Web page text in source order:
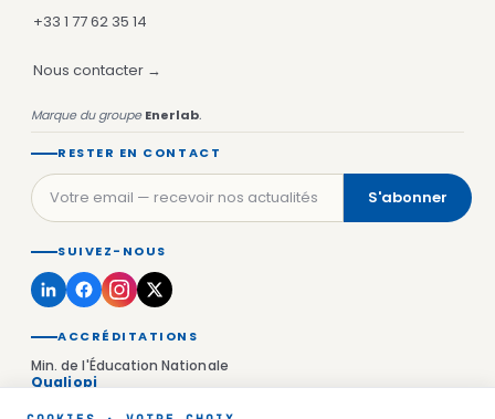
+33 1 77 62 35 14
Nous contacter →
Marque du groupeEnerlab.
RESTER EN CONTACT
S'abonner
SUIVEZ-NOUS
ACCRÉDITATIONS
Min. de l'Éducation Nationale
Qualiopi